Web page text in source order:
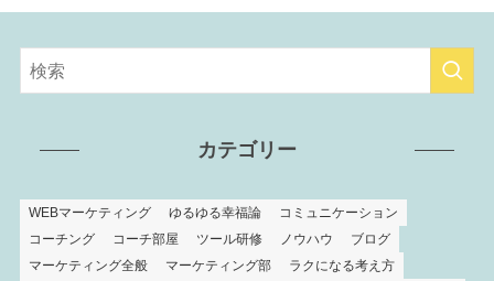
カテゴリー
WEBマーケティング ゆるゆる幸福論
コミュニケーション
コーチング
コーチ部屋 ツール研修 ノウハウ
ブログ
マーケティング全般
マーケティング部
ラクになる考え方